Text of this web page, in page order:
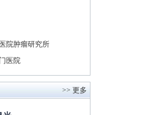
院肿瘤研究所
医院
>> 更多